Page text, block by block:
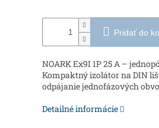
Pridať do
NOARK Ex9I 1P 25 A –
Kompaktný izolátor na DIN
odpájanie jednofázových
Detailné informácie